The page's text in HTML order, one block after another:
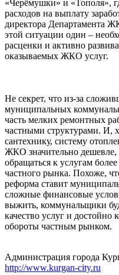
«Черёмушки» и «Тополя»,
расходов на выплату
директора Департамента
этой ситуации один –
расценки и активно
оказываемых ЖКО услуг.
Не секрет, что из-за
муниципальных
часть мелких ремонтных
частными структурами. И,
сантехнику, систему
ЖКО значительно дешевле,
обращаться к услугам
частного рынка. Похоже,
реформа ставит
сложные финансовые
выжить, коммунальщики
качество услуг и
обороты частным рынком.
Администрация города
http://www.kurgan-city.ru